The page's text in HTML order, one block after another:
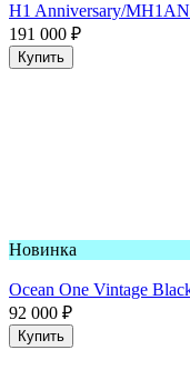
H1 Anniversary/
191 000 ₽
Купить
Новинка
Ocean One Vintage
92 000 ₽
Купить